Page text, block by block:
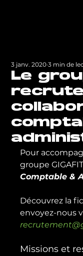
Le
3 janv. 2020 3 min de
Pour
groupe
Comptable &
Découvrez la
envoyez-nous
Missions et